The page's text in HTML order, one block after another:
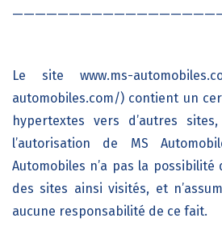
Le site www.ms-
automobiles.com/) contient un
hypertextes vers d’autres
l’autorisation de MS
Automobiles n’a pas la
des sites ainsi visités, et
aucune responsabilité de ce fait.